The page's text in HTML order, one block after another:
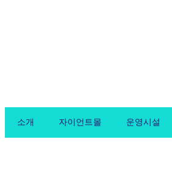
소개 자이언트몰 운영시설